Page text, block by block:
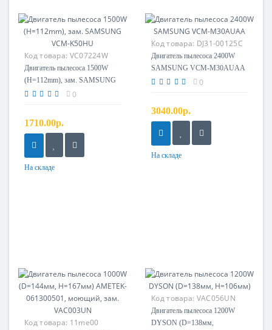
Код товара: VC07224W
Двигатель пылесоса 1500W
(H=112mm), зам. SAMSUNG
VCM-K50HU 0
1710.00р.
На складе
Код товара: DJ31-00125C
Двигатель пылесоса 2400W
SAMSUNG VCM-M30AUAA
0
3040.00р.
На складе
Код товара: 11me00
Код товара: VAC056UN
Двигатель пылесоса 1200W
DYSON (D=138мм,